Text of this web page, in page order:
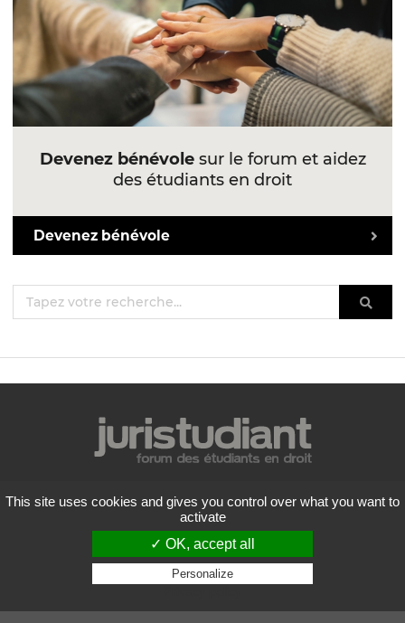
Devenez bénévolesur le forum et aidez
des étudiants en droit
Devenez bénévole
Mentions légales
Politique de confidentialité
Conditions générales d'utilisation
Liste des forums
Contactez-nous
Copyright
2026 Juristudiant.com - Tous droits réservés
This site uses cookies and gives you control over what you want to
activate
✓ OK, accept all
Personalize